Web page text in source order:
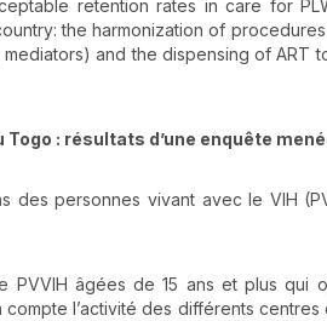
retention rates in care for
the harmonization of
and the dispensing of ART
Togo : résultats d’une enquête
des personnes vivant avec le VIH
PVVIH âgées de 15 ans et plus qui
l’activité des différents centres